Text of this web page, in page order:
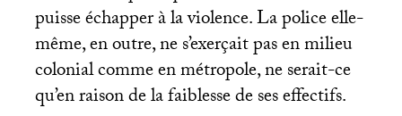
puisse échapper à la violence. La police elle-
même, en outre, ne s’exerçait pas en milieu
colonial comme en métropole, ne serait-ce
qu’en raison de la faiblesse de ses effectifs.